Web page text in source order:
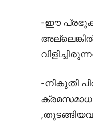
-ഈ
-നികുതി